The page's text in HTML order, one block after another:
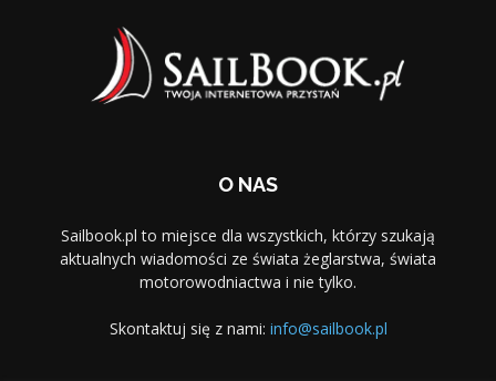
O NAS
Sailbook.pl to miejsce dla wszystkich, którzy szukają
aktualnych wiadomości ze świata żeglarstwa, świata
motorowodniactwa i nie tylko.
Skontaktuj się z nami: info@sailbook.pl